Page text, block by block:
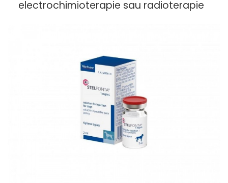
electrochimioterapie sau radioterapie